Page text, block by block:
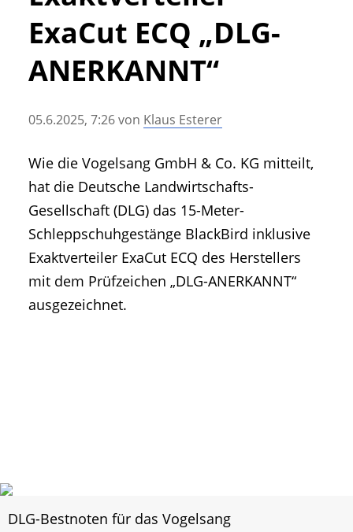
• Messen und Veranstaltungen
• Mitteilung der Redaktion
• Agritechnica Neuheiten Archiv
ExaCut ECQ „DLG-
ANERKANNT“
05.6.2025, 7:26von Klaus Esterer
Wie die Vogelsang GmbH & Co. KG mitteilt,
hat die Deutsche Landwirtschafts-
Gesellschaft (DLG) das 15-Meter-
Schleppschuhgestänge BlackBird inklusive
Exaktverteiler ExaCut ECQ des Herstellers
mit dem Prüfzeichen „DLG-ANERKANNT“
ausgezeichnet.
DLG-Bestnoten für das Vogelsang